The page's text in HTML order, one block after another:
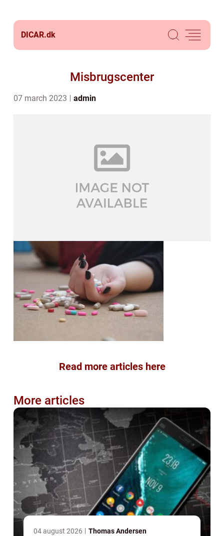
DICAR.dk
Misbrugscenter
07 march 2023 admin
Read more articles here
More articles
04 august 2026 Thomas Andersen